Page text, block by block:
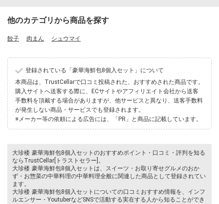
他のカテゴリから商品を探す
餃子 肉まん シュウマイ
登録されている「豪華海鮮包8個入セット」について
本商品は、TrustCellarで口コミ投稿された、おすすめされた商品です。
購入サイトへ送客する際に、ECサイトやアフィリエイト会社から送客
手数料を頂戴する場合がありますが、他サービスと異なり、送客手数料
が発生しない商品・サービスでも登録されます。
※メーカー等の依頼による広告には、「PR」と商品に記載しています。
大珍楼 豪華海鮮包8個入セットのおすすめポイント・口コミ・評判を知る
ならTrustCellar[トラストセラー]。
大珍楼 豪華海鮮包8個入セットは、スイーツ・お取り寄せグルメのおか
ず・お惣菜の中華料理の中華料理全般に関連した商品として登録されてい
ます。
大珍楼 豪華海鮮包8個入セットについての口コミおすすめ情報を、インフ
ルエンサー・YoutuberなどSNSで活動する実在する人から知ることができ